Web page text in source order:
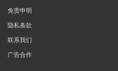
免责申明
隐私条款
联系我们
广告合作